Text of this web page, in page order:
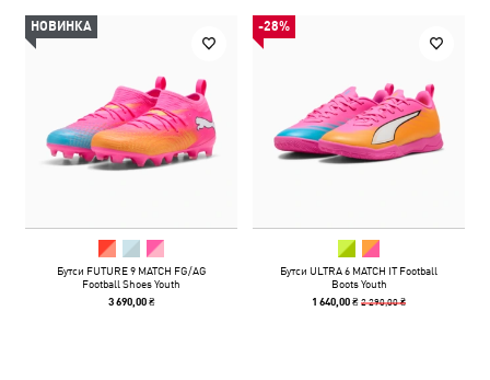
НОВИНКА
Бутси FUTURE 9 MATCH FG/AG
Football Shoes Youth
3 690,00 ₴
-28%
Бутси ULTRA 6 MATCH IT Football
Boots Youth
1 640,00 ₴2 290,00 ₴